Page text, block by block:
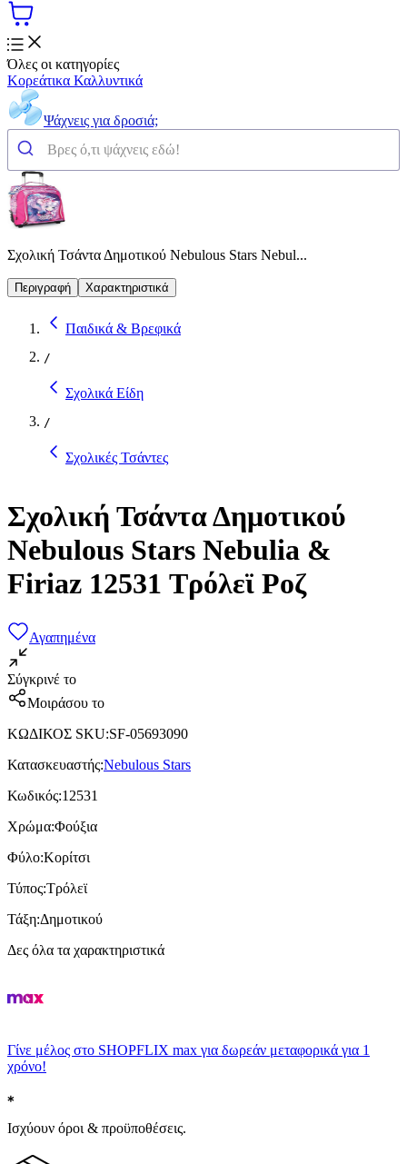
Όλες οι κατηγορίες
Κορεάτικα Καλλυντικά
Ψάχνεις για δροσιά;
Σχολική Τσάντα Δημοτικού Nebulous Stars Nebul...
Περιγραφή Χαρακτηριστικά
Παιδικά & Βρεφικά
/
Σχολικά Είδη
/
Σχολικές Τσάντες
Σχολική Τσάντα Δημοτικού
Nebulous Stars Nebulia &
Firiaz 12531 Τρόλεϊ Ροζ
Αγαπημένα
Σύγκρινέ το
Μοιράσου το
ΚΩΔΙΚΟΣ SKU:SF-05693090
Κατασκευαστής:Nebulous Stars
Κωδικός:12531
Χρώμα:Φούξια
Φύλο:Κορίτσι
Τύπος:Τρόλεϊ
Τάξη:Δημοτικού
Δες όλα τα χαρακτηριστικά
Γίνε μέλος στο SHOPFLIX max για δωρεάν μεταφορικά για 1
χρόνο!
Ισχύουν όροι & προϋποθέσεις.